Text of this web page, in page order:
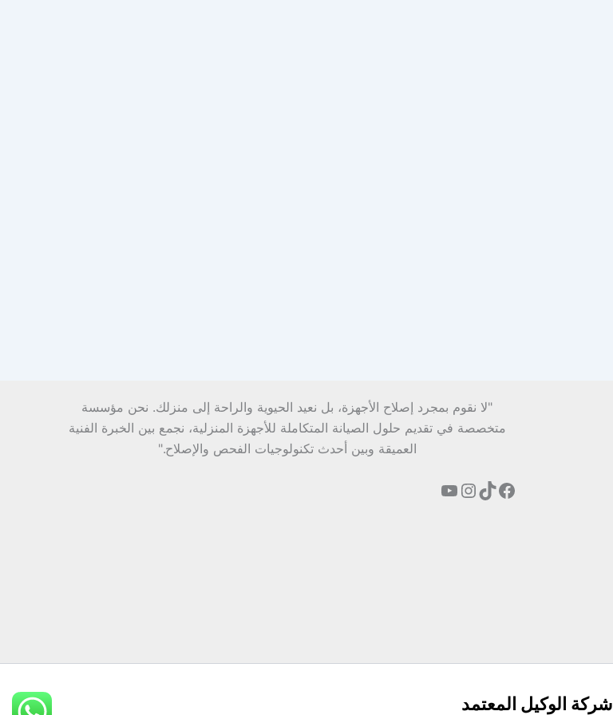
"لا نقوم بمجرد إصلاح الأجهزة، بل نعيد الحيوية والراحة إلى منزلك. نحن مؤسسة
متخصصة في تقديم حلول الصيانة المتكاملة للأجهزة المنزلية، نجمع بين الخبرة الفنية
العميقة وبين أحدث تكنولوجيات الفحص والإصلاح."
شركة الوكيل المعتمد